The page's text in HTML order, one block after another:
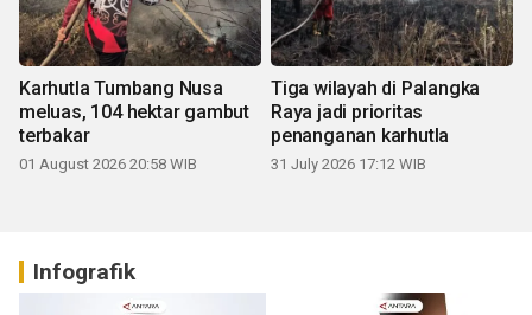
Karhutla Tumbang Nusa
meluas, 104 hektar gambut
terbakar
01 August 2026 20:58 WIB
Tiga wilayah di Palangka
Raya jadi prioritas
penanganan karhutla
31 July 2026 17:12 WIB
Infografik